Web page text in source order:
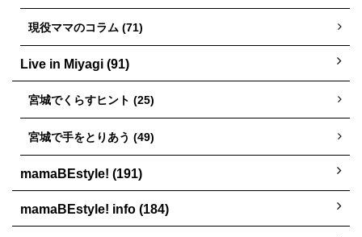
現役ママのコラム (71)
Live in Miyagi (91)
宮城でくらすヒント (25)
宮城で手をとりあう (49)
mamaBEstyle! (191)
mamaBEstyle! info (184)